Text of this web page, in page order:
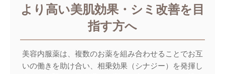
より高い美肌効果・シミ改善を目
指す方へ
美容内服薬は、複数のお薬を組み合わせることでお互
いの働きを助け合い、相乗効果（シナジー）を発揮し